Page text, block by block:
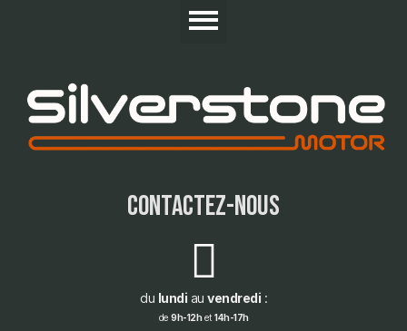
contactez-nous
du lundi au vendredi :
de 9h-12het 14h-17h